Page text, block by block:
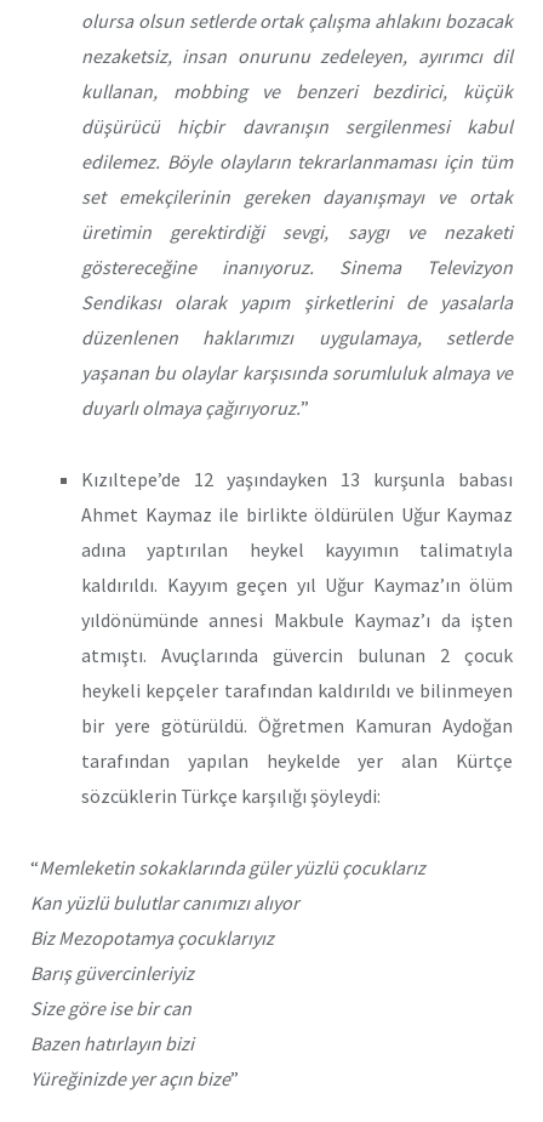
olursa olsun setlerde ortak çalışma ahlakını bozacak
nezaketsiz, insan onurunu zedeleyen, ayırımcı dil
kullanan, mobbing ve benzeri bezdirici, küçük
düşürücü hiçbir davranışın sergilenmesi kabul
edilemez. Böyle olayların tekrarlanmaması için tüm
set emekçilerinin gereken dayanışmayı ve ortak
üretimin gerektirdiği sevgi, saygı ve nezaketi
göstereceğine inanıyoruz. Sinema Televizyon
Sendikası olarak yapım şirketlerini de yasalarla
düzenlenen haklarımızı uygulamaya, setlerde
yaşanan bu olaylar karşısında sorumluluk almaya ve
duyarlı olmaya çağırıyoruz.”
Kızıltepe’de 12 yaşındayken 13 kurşunla babası
Ahmet Kaymaz ile birlikte öldürülen Uğur Kaymaz
adına yaptırılan heykel kayyımın talimatıyla
kaldırıldı. Kayyım geçen yıl Uğur Kaymaz’ın ölüm
yıldönümünde annesi Makbule Kaymaz’ı da işten
atmıştı. Avuçlarında güvercin bulunan 2 çocuk
heykeli kepçeler tarafından kaldırıldı ve bilinmeyen
bir yere götürüldü. Öğretmen Kamuran Aydoğan
tarafından yapılan heykelde yer alan Kürtçe
sözcüklerin Türkçe karşılığı şöyleydi:
“Memleketin sokaklarında güler yüzlü çocuklarız
Kan yüzlü bulutlar canımızı alıyor
Biz Mezopotamya çocuklarıyız
Barış güvercinleriyiz
Size göre ise bir can
Bazen hatırlayın bizi
Yüreğinizde yer açın bize”